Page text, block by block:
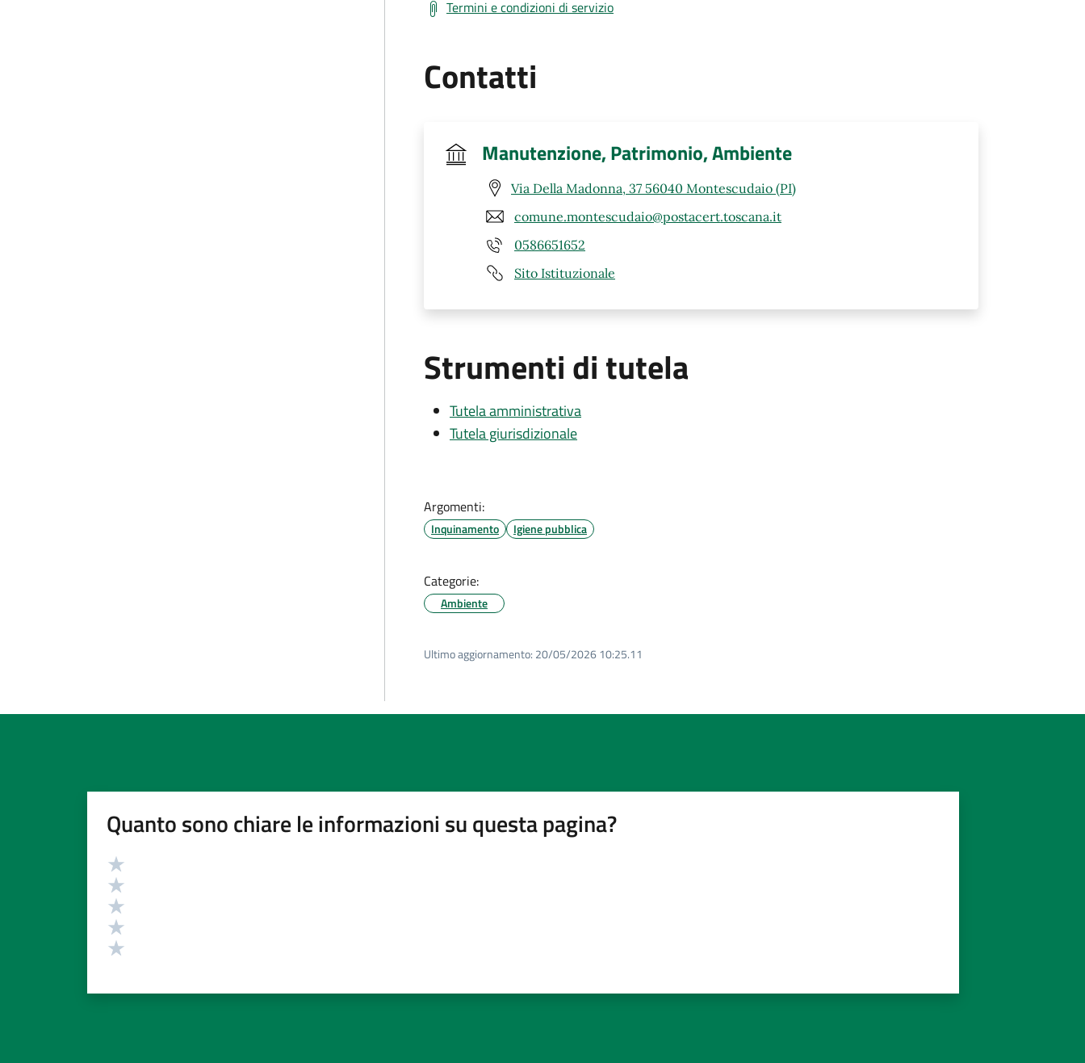
Termini e condizioni di servizio
Contatti
Manutenzione, Patrimonio, Ambiente
Via Della Madonna, 37 56040 Montescudaio (PI)
comune.montescudaio@postacert.toscana.it
0586651652
Sito Istituzionale
Strumenti di tutela
Tutela amministrativa
Tutela giurisdizionale
Argomenti:
Inquinamento Igiene pubblica
Categorie:
Ambiente
Ultimo aggiornamento: 20/05/2026 10:25.11
Quanto sono chiare le informazioni su questa pagina?
Valutazione